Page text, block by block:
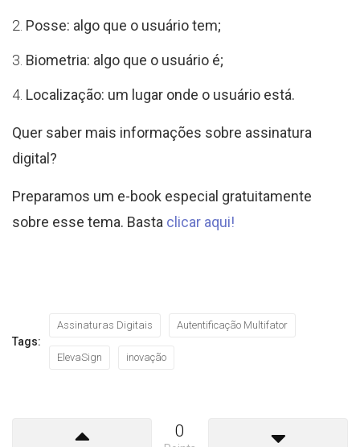
Posse: algo que o usuário tem;
Biometria: algo que o usuário é;
Localização: um lugar onde o usuário está.
Quer saber mais informações sobre assinatura
digital?
Preparamos um e-book especial gratuitamente
sobre esse tema. Basta clicar aqui!
Tags:
Assinaturas Digitais Autentificação Multifator
ElevaSign inovação
0